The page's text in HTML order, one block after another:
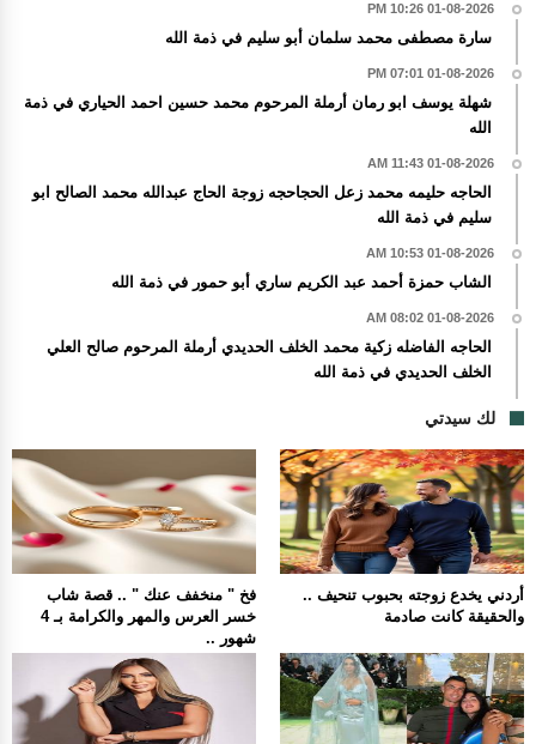
01-08-2026 10:26 PM
سارة مصطفى محمد سلمان أبو سليم في ذمة الله
01-08-2026 07:01 PM
شهلة يوسف ابو رمان أرملة المرحوم محمد حسين احمد الحياري في ذمة
الله
01-08-2026 11:43 AM
الحاجه حليمه محمد زعل الحجاحجه زوجة الحاج عبدالله محمد الصالح ابو
سليم في ذمة الله
01-08-2026 10:53 AM
الشاب حمزة أحمد عبد الكريم ساري أبو حمور في ذمة الله
01-08-2026 08:02 AM
الحاجه الفاضله زكية محمد الخلف الحديدي أرملة المرحوم صالح العلي
الخلف الحديدي في ذمة الله
لك سيدتي
فخ " منخفف عنك " .. قصة شاب
خسر العرس والمهر والكرامة بـ 4
شهور ..
أردني يخدع زوجته بحبوب تنحيف ..
والحقيقة كانت صادمة